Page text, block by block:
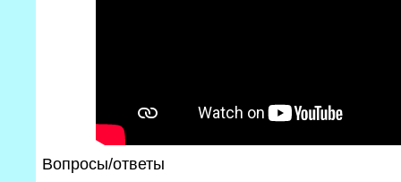
Вопросы/ответы